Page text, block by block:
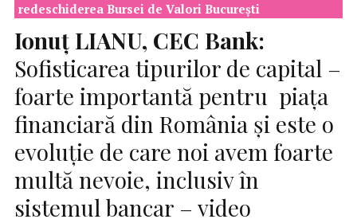
redeschiderea Bursei de Valori București
Ionuț LIANU, CEC Bank:
Sofisticarea tipurilor de capital –
foarte importantă pentru piața
financiară din România și este o
evoluție de care noi avem foarte
multă nevoie, inclusiv în
sistemul bancar – video